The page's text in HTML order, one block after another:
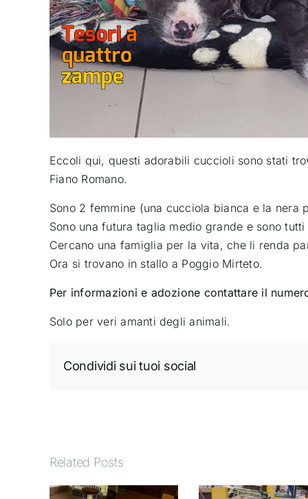
Eccoli qui, questi adorabili cuccioli sono stati
Fiano Romano.
Sono 2 femmine (una cucciola bianca e la
Sono una futura taglia medio grande e sono
Cercano una famiglia per la vita, che li renda
Ora si trovano in stallo a Poggio Mirteto.
Per informazioni e adozione contattare il
Solo per veri amanti degli animali.
Condividi sui tuoi social
Related Posts